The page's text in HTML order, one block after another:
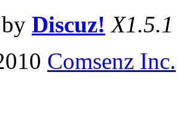
Discuz! X1.5.1
Comsenz Inc.